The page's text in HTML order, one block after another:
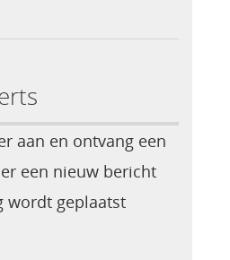
aan en ontvang een
een nieuw bericht
wordt geplaatst